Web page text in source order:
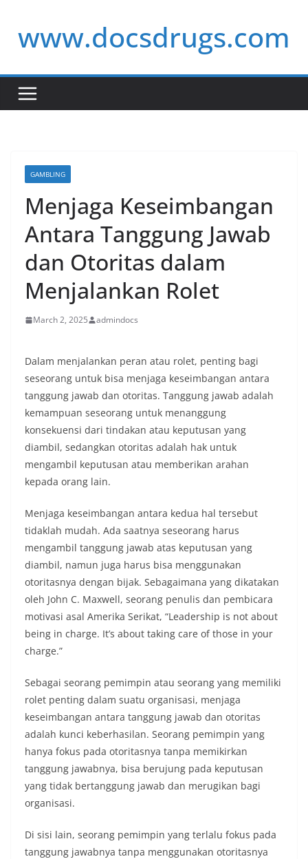
contentwww.docsdrugs.com
GAMBLING
Menjaga Keseimbangan
Antara Tanggung Jawab
dan Otoritas dalam
Menjalankan Rolet
March 2, 2025 admindocs
Dalam menjalankan peran atau rolet, penting bagi
seseorang untuk bisa menjaga keseimbangan antara
tanggung jawab dan otoritas. Tanggung jawab adalah
kemampuan seseorang untuk menanggung
konsekuensi dari tindakan atau keputusan yang
diambil, sedangkan otoritas adalah hak untuk
mengambil keputusan atau memberikan arahan
kepada orang lain.
Menjaga keseimbangan antara kedua hal tersebut
tidaklah mudah. Ada saatnya seseorang harus
mengambil tanggung jawab atas keputusan yang
diambil, namun juga harus bisa menggunakan
otoritasnya dengan bijak. Sebagaimana yang dikatakan
oleh John C. Maxwell, seorang penulis dan pembicara
motivasi asal Amerika Serikat, “Leadership is not about
being in charge. It’s about taking care of those in your
charge.”
Sebagai seorang pemimpin atau seorang yang memiliki
rolet penting dalam suatu organisasi, menjaga
keseimbangan antara tanggung jawab dan otoritas
adalah kunci keberhasilan. Seorang pemimpin yang
hanya fokus pada otoritasnya tanpa memikirkan
tanggung jawabnya, bisa berujung pada keputusan
yang tidak bertanggung jawab dan merugikan bagi
organisasi.
Di sisi lain, seorang pemimpin yang terlalu fokus pada
tanggung jawabnya tanpa menggunakan otoritasnya